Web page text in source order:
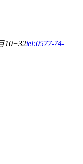
10−32tel:0577-74-